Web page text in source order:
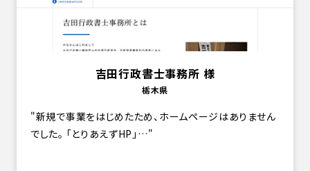
吉田行政書士事務所 様
栃木県
新規で事業をはじめたため、ホームページはありません
でした。 「とりあえずHP」…